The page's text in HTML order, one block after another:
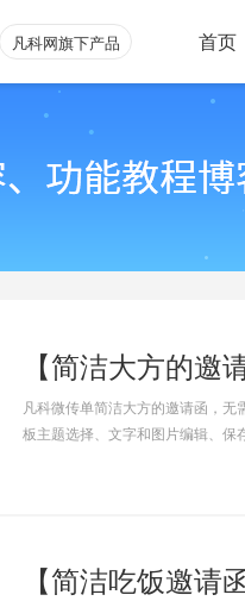
凡科网旗下产品 首页
凡科微传单简洁大方的邀请函，
板主题选择、文字和图片编辑、
【简洁吃饭邀